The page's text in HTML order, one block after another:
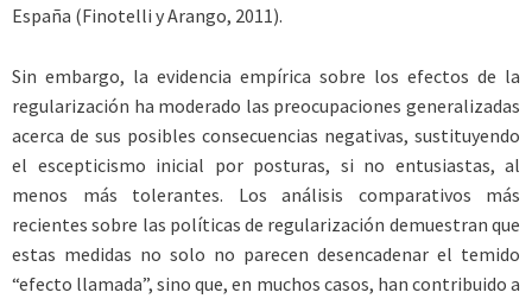
España (Finotelli y Arango, 2011).
Sin embargo, la evidencia empírica sobre los efectos de la
regularización ha moderado las preocupaciones generalizadas
acerca de sus posibles consecuencias negativas, sustituyendo
el escepticismo inicial por posturas, si no entusiastas, al
menos más tolerantes. Los análisis comparativos más
recientes sobre las políticas de regularización demuestran que
estas medidas no solo no parecen desencadenar el temido
“efecto llamada”, sino que, en muchos casos, han contribuido a